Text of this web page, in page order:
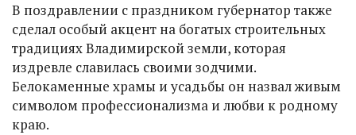
В поздравлении с праздником губернатор также
сделал особый акцент на богатых строительных
традициях Владимирской земли, которая
издревле славилась своими зодчими.
Белокаменные храмы и усадьбы он назвал живым
символом профессионализма и любви к родному
краю.